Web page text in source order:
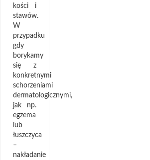
kości i
stawów.
W
przypadku
gdy
borykamy
się z
konkretnymi
schorzeniami
dermatologicznymi,
jak np.
egzema
lub
łuszczyca
–
nakładanie